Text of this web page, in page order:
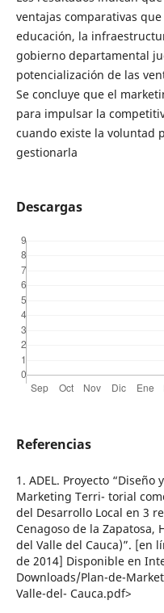
ventajas comparativas
educación, la
gobierno departamental
potencialización de las
Se concluye que el
para impulsar la
cuando existe la voluntad
gestionarla
Descargas
Referencias
1. ADEL. Proyecto
Marketing Terri- torial
del Desarrollo Local en 3
Cenagoso de la Zapatosa,
del Valle del Cauca)”. [en
de 2014] Disponible en
Downloads/Plan-de-
Valle-del- Cauca.pdf>